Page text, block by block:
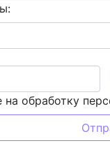
на обработку